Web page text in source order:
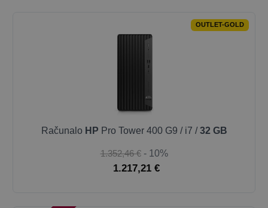
OUTLET-GOLD
Računalo HP Pro Tower 400 G9 / i7 /32 GB
1.352,46 € - 10%
1.217,21 €